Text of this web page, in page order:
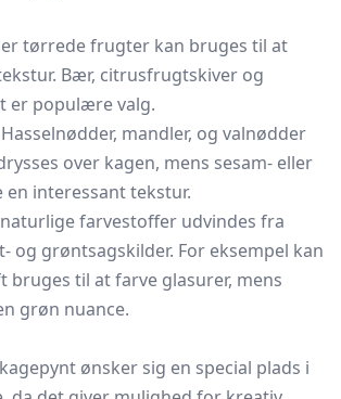
tørrede frugter kan bruges til at
Bær, citrusfrugtskiver og
er populære valg.
Hasselnødder, mandler, og valnødder
over kagen, mens sesam- eller
en interessant tekstur.
farvestoffer udvindes fra
og grøntsagskilder. For eksempel kan
bruges til at farve glasurer, mens
grøn nuance.
ønsker sig en special plads i